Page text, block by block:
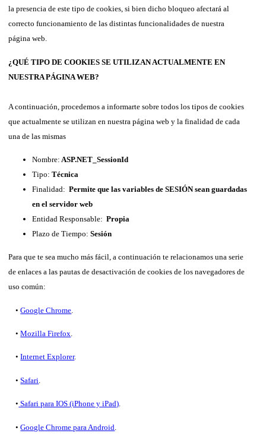
la presencia de este tipo de cookies, si bien dicho bloqueo afectará al
correcto funcionamiento de las distintas funcionalidades de nuestra
página web.
¿QUÉ TIPO DE COOKIES SE UTILIZAN ACTUALMENTE EN
NUESTRA PÁGINA WEB?
A continuación, procedemos a informarte sobre todos los tipos de cookies
que actualmente se utilizan en nuestra página web y la finalidad de cada
una de las mismas
Nombre: ASP.NET_SessionId
Tipo:Técnica
Finalidad:Permite que las variables de SESIÓN sean guardadas
en el servidor web
Entidad Responsable:Propia
Plazo de Tiempo:Sesión
Para que te sea mucho más fácil, a continuación te relacionamos una serie
de enlaces a las pautas de desactivación de cookies de los navegadores de
uso común:
•Google Chrome
•Mozilla Firefox.
•Internet Explorer.
•Safari
• Safari para IOS (iPhone y iPad).
•Google Chrome para Android